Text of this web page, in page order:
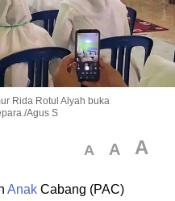
Rida Rotul Alyah buka
Agus S
A A A
Anak Cabang (PAC)